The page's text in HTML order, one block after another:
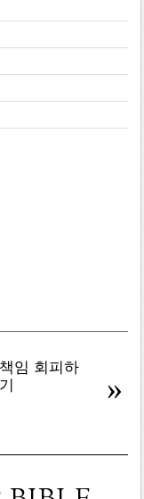
책임 회피하
기
»